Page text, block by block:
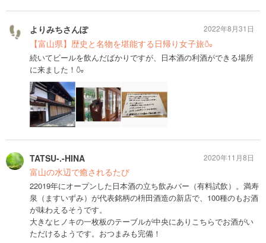
よりみちさんぽ
【富山県】歴史と名物を堪能する日帰り女子旅🍶
続いてビールを飲んだばかりですが、日本酒の利酒ができる場所
に来ました！🍶
2022年8月31日
TATSU-.-HINA
富山の水辺で癒されるたび
22019年にオープンした日本酒の立ち飲みバー（有料試飲）。満寿
泉（ますいずみ）が代表銘柄の枡田酒造の新店で、100種のもお酒
が味わえるそうです。
大きなヒノキの一枚板のテーブルが中央にありこちらでお酒がい
ただけるようです。おつまみも完備！
2020年11月8日